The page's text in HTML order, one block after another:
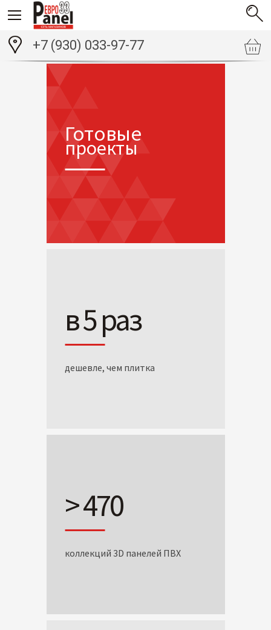
+7 (930) 033-97-77
Готовые
проекты
в 5 раз
дешевле, чем плитка
> 470
коллекций 3D панелей ПВХ